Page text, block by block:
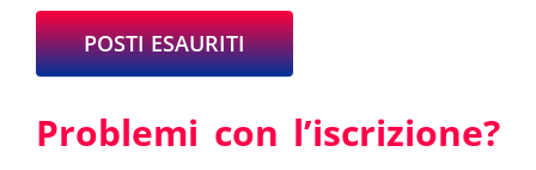
POSTI ESAURITI
Problemi con l’iscrizione?